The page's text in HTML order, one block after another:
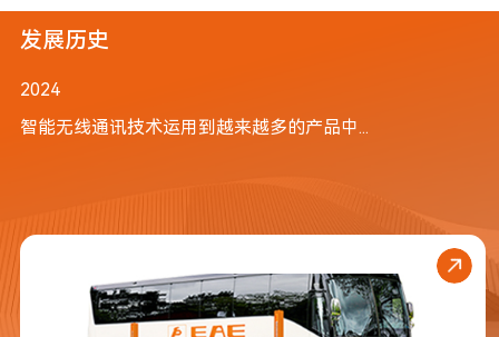
发展历史
2024
智能无线通讯技术运用到越来越多的产品中...